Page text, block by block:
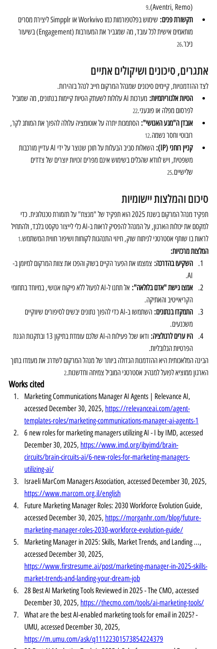
(Aventri, Remo).
9
תקשורת פנים:
שימוש בפלטפורמות כמו Workvivo או Simpplr ליצירת מסרים
מותאמים אישית לכל עובד, מה שמגביר את המעורבות (Engagement) בשיעור
ניכר.26
אתגרים, סיכונים ושיקולים אתיים
לצד ההזדמנויות, קיימים סיכונים שמנהל המרקום חייב לנהל בזהירות.
הטיות אלגוריתמיות:
מערכות AI עלולות לשעתק הטיות קיימות בנתונים, מה שמוביל
לפרסום מפלה או פוגעני.22
אובדן ה"מגע האנושי": הסתמכות יתרה על אוטומציה עלולה להפוך את המותג לקר,
רובוטי וחסר נשמה.12
קניין רוחני (IP):
השאלות סביב הבעלות על תוכן שנוצר על ידי AI עדיין מורכבות
משפטית, ויש לוודא שהכלים בשימוש אינם מפרים זכויות יוצרים של צדדים
שלישיים.25
סיכום והמלצות יישומיות
תפקיד מנהל המרקום בשנת 2025 הוא תפקיד של "מנצח" על תזמורת טכנולוגית. כדי
למקסם את יכולות הארגון, על המנהל להפסיק לראות ב-AI כלי לייצור טקסט בלבד, ולהתחיל
לראות בו שותף אסטרטגי לניתוח שוק, חיזוי התנהגות לקוחות ושיפור חווית המשתמש.1
המלצות מרכזיות:
השקיעו בהדרכה: צמצמו את הפער הקיים בשוק והפכו את צוות המרקום למיומן ב-
AI.
אמצו גישת "אדם בלולאה":
אל תתנו ל-AI לפעול ללא פיקוח אנושי, במיוחד בתחומי
הקריאייטיב והאתיקה.
התמקדו בנתונים:
השתמשו ב-AI כדי להפוך נתונים יבשים לסיפורים שיווקיים
משכנעים.
היו ערים לרגולציה:
ודאו שכל פעילות ה-AI שלכם עומדת בתיקון 13 ובתקנות הגנת
הפרטיות הגלובליות.
הבינה המלאכותית היא ההזדמנות הגדולה ביותר של מנהל המרקום לשדרג את מעמדו בתוך
הארגון ממוציא לפועל למנהיג אסטרטגי המוביל צמיחה וחדשנות.2
Works cited
Marketing Communications Manager AI Agents | Relevance AI,
accessed December 30, 2025, https://relevanceai.com/agent-
templates-roles/marketing-communications-manager-ai-agents-1
6 new roles for marketing managers utilizing AI - I by IMD, accessed
December 30, 2025, https://www.imd.org/ibyimd/brain-
circuits/brain-circuits-ai/6-new-roles-for-marketing-managers-
utilizing-ai/
Israeli MarCom Managers Association, accessed December 30, 2025,
https://www.marcom.org.il/english
Future Marketing Manager Roles: 2030 Workforce Evolution Guide,
accessed December 30, 2025, https://morganhr.com/blog/future-
marketing-manager-roles-2030-workforce-evolution-guide/
Marketing Manager in 2025: Skills, Market Trends, and Landing ...,
accessed December 30, 2025,
https://www.firstresume.ai/post/marketing-manager-in-2025-skills-
market-trends-and-landing-your-dream-job
28 Best AI Marketing Tools Reviewed in 2025 - The CMO, accessed
December 30, 2025, https://thecmo.com/tools/ai-marketing-tools/
What are the best AI-enabled marketing tools for email in 2025? -
UMU, accessed December 30, 2025,
https://m.umu.com/ask/q11122301573854224379